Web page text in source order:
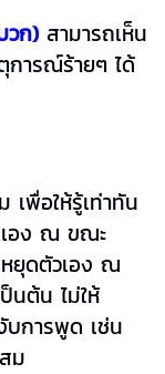
วก) สามารถเห็น
การณ์ร้ายๆ ได้
เพื่อให้รู้เท่าทัน
เอง ณ ขณะ
ยุดตัวเอง ณ
นต้น ไม่ให้
การพูด เช่น
ม